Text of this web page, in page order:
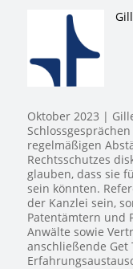
Oktober 2023 |
regelmäßigen
Rechtsschutzes
glauben, dass sie
sein könnten.
der Kanzlei sein,
Patentämtern und
Anwälte sowie
anschließende